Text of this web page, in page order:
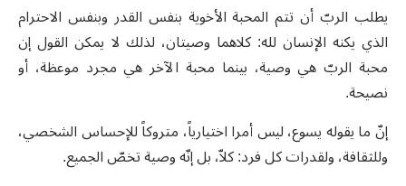
يطلب الربّ أن تتم المحبة الأخوية بنفس القدر وبنفس الاحترام
الذي يكنه الإنسان لله: كلاهما وصيتان، لذلك لا يمكن القول إن
محبة الربّ هي وصية، بينما محبة الآخر هي مجرد موعظة، أو
نصيحة.
إنّ ما يقوله يسوع، ليس أمرا اختيارياً، متروكاً للإحساس الشخصي،
وللثقافة، ولقدرات كل فرد: كلاّ، بل إنّه وصية تخصّ الجميع.